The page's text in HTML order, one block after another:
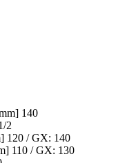
140
2
120 / GX: 140
110 / GX: 130